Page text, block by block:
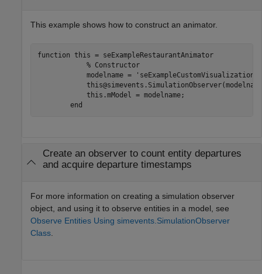
This example shows how to construct an animator.
function this = seExampleRestaurantAnimator
% Constructor
            modelname =
'seExampleCustomVisualization'
            this.mModel = modelname;
end
Create an observer to count entity departures
and acquire departure timestamps
For more information on creating a simulation observer
object, and using it to observe entities in a model, see
Observe Entities Using simevents.SimulationObserver
Class